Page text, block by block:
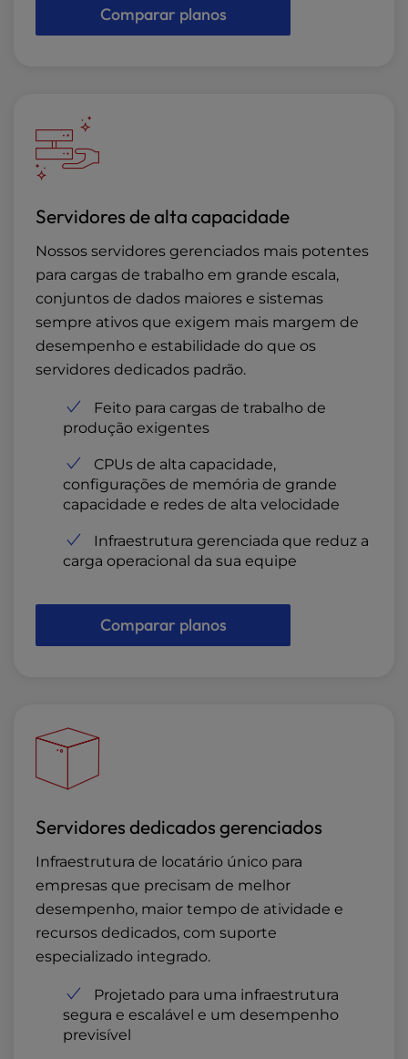
Comparar planos
Servidores de alta capacidade
Nossos servidores gerenciados mais potentes
para cargas de trabalho em grande escala,
conjuntos de dados maiores e sistemas
sempre ativos que exigem mais margem de
desempenho e estabilidade do que os
servidores dedicados padrão.
Feito para cargas de trabalho de
produção exigentes
CPUs de alta capacidade,
configurações de memória de grande
capacidade e redes de alta velocidade
Infraestrutura gerenciada que reduz a
carga operacional da sua equipe
Comparar planos
Servidores dedicados gerenciados
Infraestrutura de locatário único para
empresas que precisam de melhor
desempenho, maior tempo de atividade e
recursos dedicados, com suporte
especializado integrado.
Projetado para uma infraestrutura
segura e escalável e um desempenho
previsível